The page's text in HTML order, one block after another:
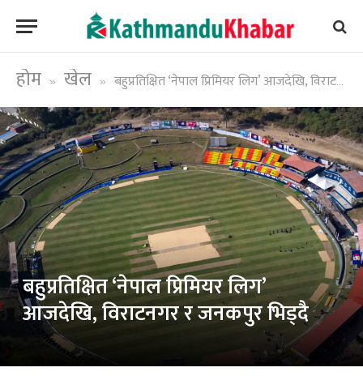
होम » खेल » बहुप्रतिक्षित ‘नेपाल प्रिमियर लिग’ आजदेखि, विराटनगर र जनकपुर भिड्दै
बहुप्रतिक्षित ‘नेपाल प्रिमियर लिग’
आजदेखि, विराटनगर र जनकपुर भिड्दै